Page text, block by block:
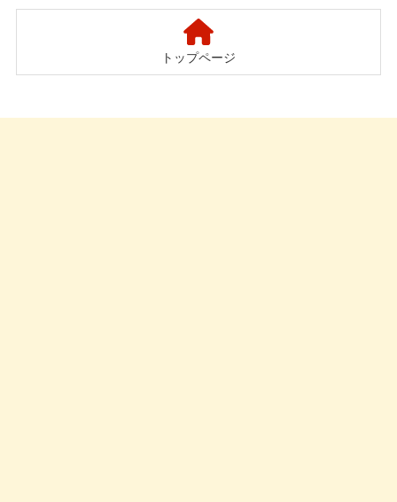
んなの食卓をハッピー
に！」
トップページ